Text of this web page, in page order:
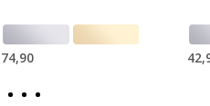
74,90